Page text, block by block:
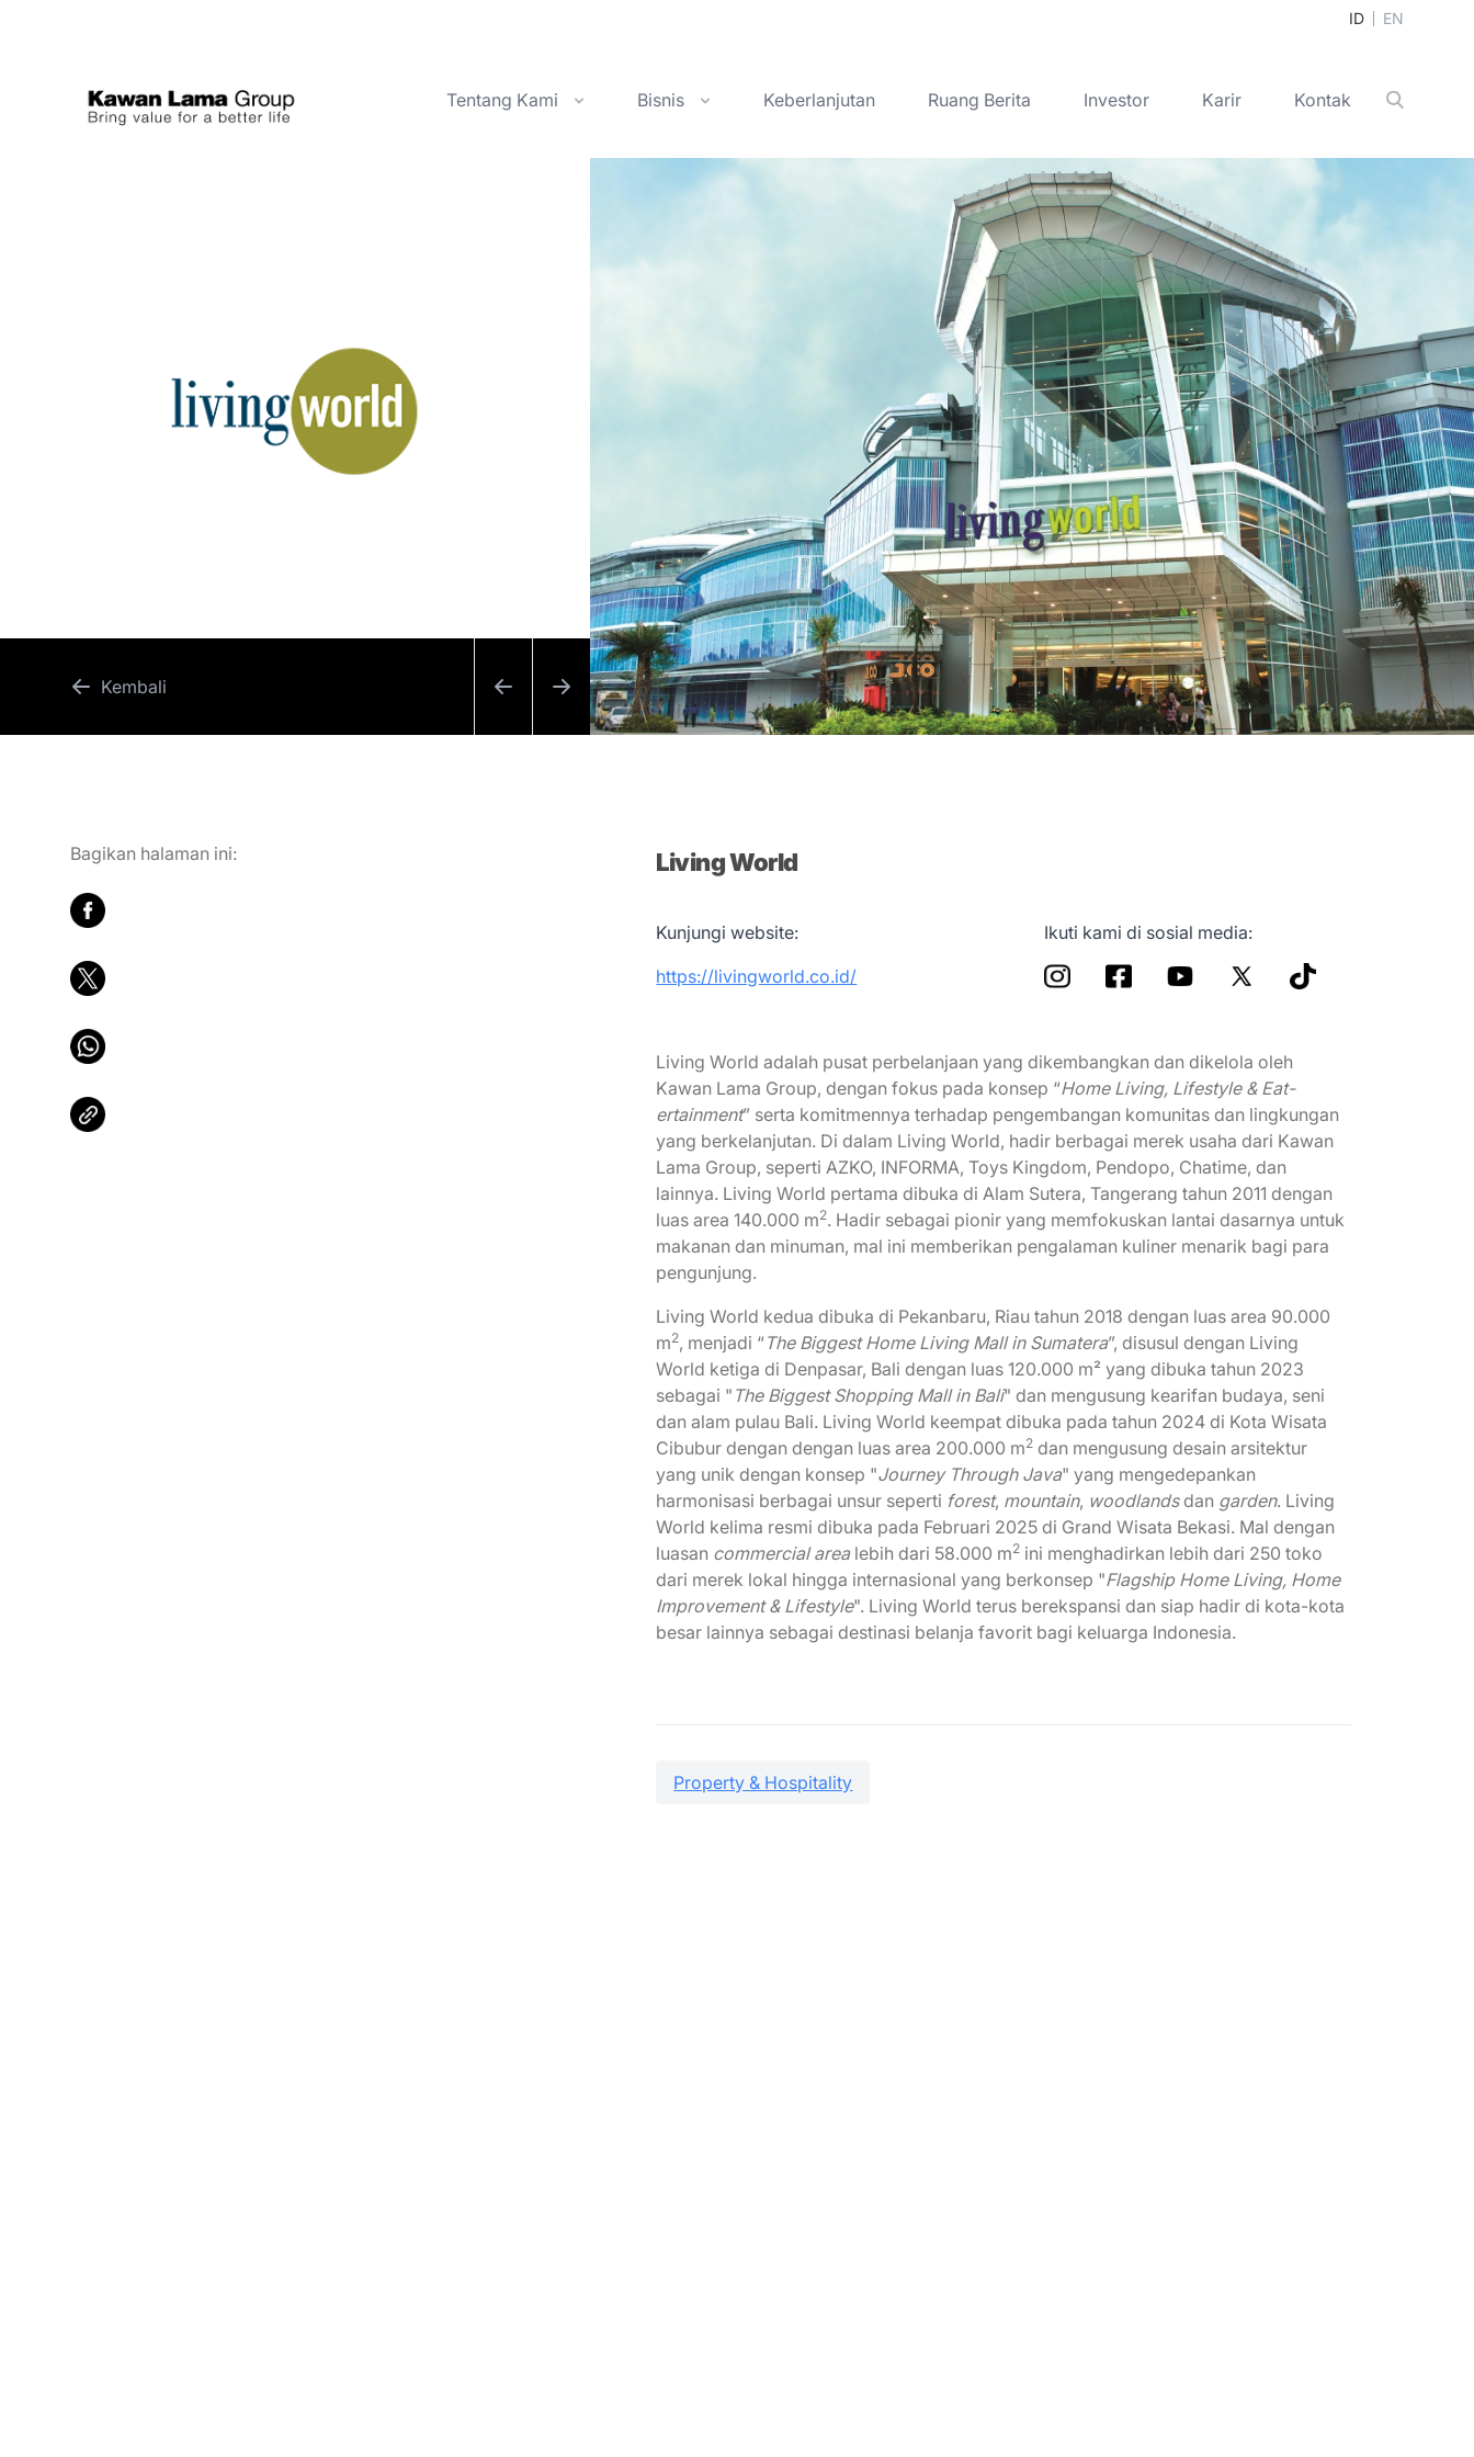
ID EN
Tentang Kami Bisnis Keberlanjutan Ruang Berita Investor Karir Kontak
Kembali
Bagikan halaman ini: Living World
Kunjungi website:
https://livingworld.co.id/
Ikuti kami di sosial media:
Living World adalah pusat perbelanjaan yang dikembangkan dan dikelola oleh
Kawan Lama Group, dengan fokus pada konsep “Home Living, Lifestyle & Eat-
ertainment” serta komitmennya terhadap pengembangan komunitas dan lingkungan
yang berkelanjutan. Di dalam Living World, hadir berbagai merek usaha dari Kawan
Lama Group, seperti AZKO, INFORMA, Toys Kingdom, Pendopo, Chatime, dan
lainnya. Living World pertama dibuka di Alam Sutera, Tangerang tahun 2011 dengan
luas area 140.000 m2. Hadir sebagai pionir yang memfokuskan lantai dasarnya untuk
makanan dan minuman, mal ini memberikan pengalaman kuliner menarik bagi para
pengunjung.
Living World kedua dibuka di Pekanbaru, Riau tahun 2018 dengan luas area 90.000
m2, menjadi “ The Biggest Home Living Mall in Sumatera”, disusul dengan Living
World ketiga di Denpasar, Bali dengan luas 120.000 m² yang dibuka tahun 2023
sebagai " The Biggest Shopping Mall in Bali" dan mengusung kearifan budaya, seni
dan alam pulau Bali. Living World keempat dibuka pada tahun 2024 di Kota Wisata
Cibubur dengan dengan luas area 200.000 m2 dan mengusung desain arsitektur
yang unik dengan konsep "Journey Through Java" yang mengedepankan
harmonisasi berbagai unsur seperti forest, mountain, woodlandsdan garden. Living
World kelima resmi dibuka pada Februari 2025 di Grand Wisata Bekasi. Mal dengan
luasan commercial arealebih dari 58.000 m2 ini menghadirkan lebih dari 250 toko
dari merek lokal hingga internasional yang berkonsep "Flagship Home Living, Home
Improvement & Lifestyle". Living World terus berekspansi dan siap hadir di kota-kota
besar lainnya sebagai destinasi belanja favorit bagi keluarga Indonesia.
Property & Hospitality